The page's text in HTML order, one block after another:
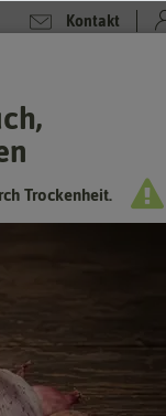
Kontakt
0,85 €
Niedrigster Preis
Trockenheit.